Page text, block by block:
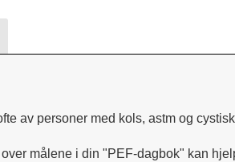
av personer med kols, astm og
målene i din "PEF-dagbok" kan